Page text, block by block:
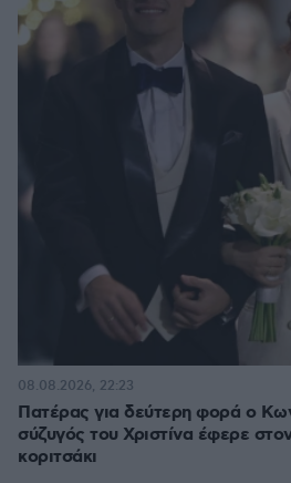
Πατέρας για δεύτερη φορά ο
σύζυγός του Χριστίνα έφερε
κοριτσάκι
08.08.2026, 22:23